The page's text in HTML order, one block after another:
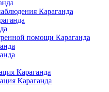
Караганда
помощи Караганда
Караганда
Караганда